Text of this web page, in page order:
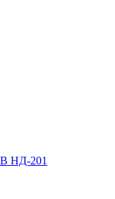
НД-201